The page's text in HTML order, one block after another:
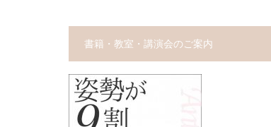
書籍・教室・講演会のご案内